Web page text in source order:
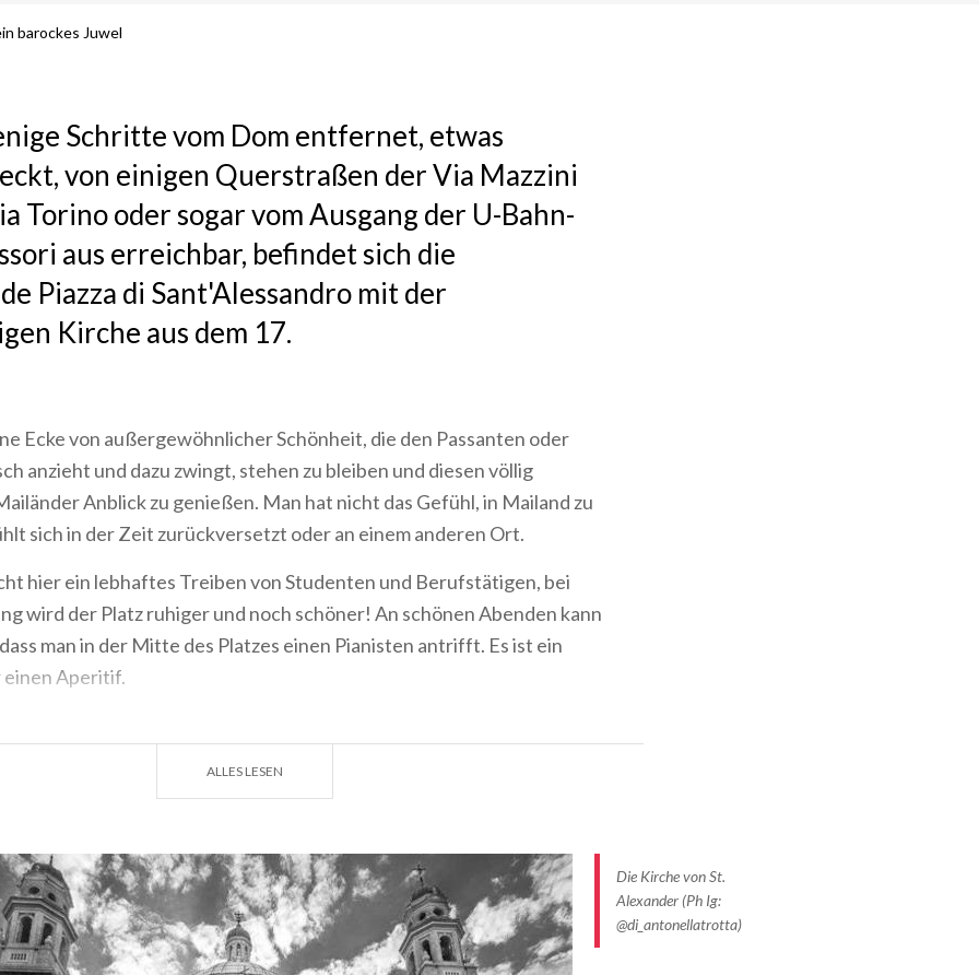
barockes Juwel
Schritte vom Dom entfernet, etwas
von einigen Querstraßen der Via Mazzini
Torino oder sogar vom Ausgang der U-Bahn-
aus erreichbar, befindet sich die
Piazza di Sant'Alessandro mit der
Kirche aus dem 17.
Ecke von außergewöhnlicher Schönheit, die den Passanten oder
anzieht und dazu zwingt, stehen zu bleiben und diesen völlig
Anblick zu genießen. Man hat nicht das Gefühl, in Mailand zu
sich in der Zeit zurückversetzt oder an einem anderen Ort.
hier ein lebhaftes Treiben von Studenten und Berufstätigen, bei
wird der Platz ruhiger und noch schöner! An schönen Abenden kann
man in der Mitte des Platzes einen Pianisten antrifft. Es ist ein
Aperitif.
Bau der heutigen Kirche im Barockstil.
besondere Name, der der Kirche gegeben wurde: Zebedia war
des Richters des römischen Gefängnisses, das an der Stelle der
Die Kirche im Barockstil ist im Inneren mit zahlreichen Fresken
ALLES LESEN
Die Kirche von St.
Alexander (Ph Ig:
@di_antonellatrotta)